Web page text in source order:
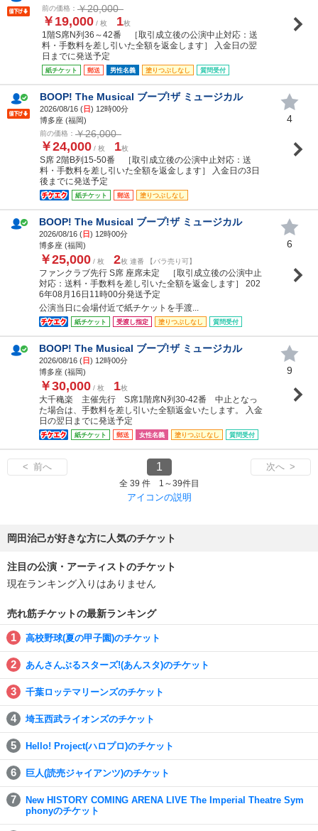
前の価格： ￥20,000
￥19,000 / 枚 1枚
1階S席N列36～42番 ［取引成立後の公演中止対応：送
料・手数料を差し引いた全額を返金します］ 入金日の翌
日までに発送予定
紙チケット 郵送 男性名義 塗りつぶしなし 質問受付
BOOP! The Musical ブープ!ザ ミュージカル
2026/08/16 (日) 12時00分
博多座 (福岡)
前の価格： ￥26,000
￥24,000 / 枚 1枚
S席 2階B列15-50番 ［取引成立後の公演中止対応：送
料・手数料を差し引いた全額を返金します］ 入金日の3日
後までに発送予定
紙チケット 郵送 塗りつぶしなし
4
BOOP! The Musical ブープ!ザ ミュージカル
2026/08/16 (日) 12時00分
博多座 (福岡)
￥25,000 / 枚 2枚 連番 【バラ売り可】
ファンクラブ先行 S席 座席未定 ［取引成立後の公演中止
対応：送料・手数料を差し引いた全額を返金します］ 202
6年08月16日11時00分発送予定
公演当日に会場付近で紙チケットを手渡...
紙チケット 受渡し指定 塗りつぶしなし 質問受付
6
BOOP! The Musical ブープ!ザ ミュージカル
2026/08/16 (日) 12時00分
博多座 (福岡)
￥30,000 / 枚 1枚
大千穐楽 主催先行 S席1階席N列30-42番 中止となっ
た場合は、手数料を差し引いた全額返金いたします。 入金
日の翌日までに発送予定
紙チケット 郵送 女性名義 塗りつぶしなし 質問受付
9
< 前へ 1 次へ >
全 39 件 1～39件目
アイコンの説明
岡田治己が好きな方に人気のチケット
注目の公演・アーティストのチケット
現在ランキング入りはありません
売れ筋チケットの最新ランキング
高校野球(夏の甲子園)のチケット
あんさんぶるスターズ!(あんスタ)のチケット
千葉ロッテマリーンズのチケット
埼玉西武ライオンズのチケット
Hello! Project(ハロプロ)のチケット
巨人(読売ジャイアンツ)のチケット
New HISTORY COMING ARENA LIVE The Imperial Theatre Sym
phonyのチケット